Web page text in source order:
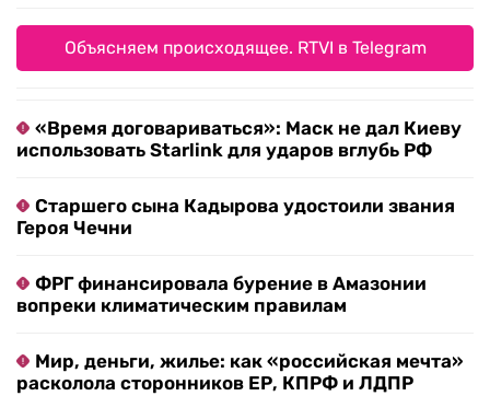
Объясняем происходящее. RTVI в Telegram
«Время договариваться»: Маск не дал Киеву
использовать Starlink для ударов вглубь РФ
Старшего сына Кадырова удостоили звания
Героя Чечни
ФРГ финансировала бурение в Амазонии
вопреки климатическим правилам
Мир, деньги, жилье: как «российская мечта»
расколола сторонников ЕР, КПРФ и ЛДПР